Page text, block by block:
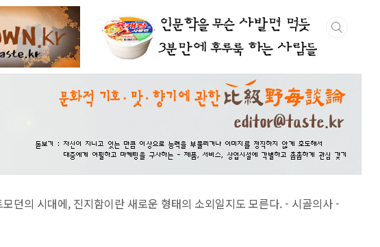
에, 진지함이란 새로운 형태의 소외일지도 모른다. - 시골의사 -